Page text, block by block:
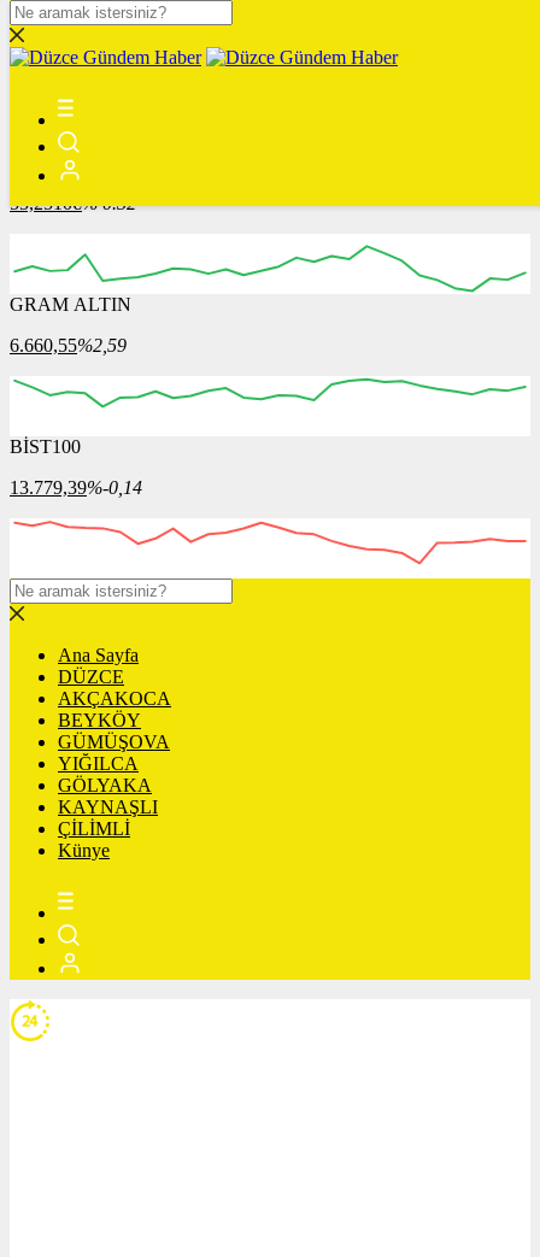
DOLAR
47,7436$% 0.18
55,2510€% 0.32
GRAM ALTIN
6.660,55%2,59
BİST100
13.779,39%-0,14
Ana Sayfa
DÜZCE
AKÇAKOCA
BEYKÖY
GÜMÜŞOVA
YIĞILCA
GÖLYAKA
KAYNAŞLI
ÇİLİMLİ
Künye